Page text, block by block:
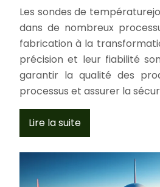
Les sondes de
dans de nombreux
fabrication à la
précision et leur fiabilité
garantir la qualité des
processus et assurer la
Lire la suite